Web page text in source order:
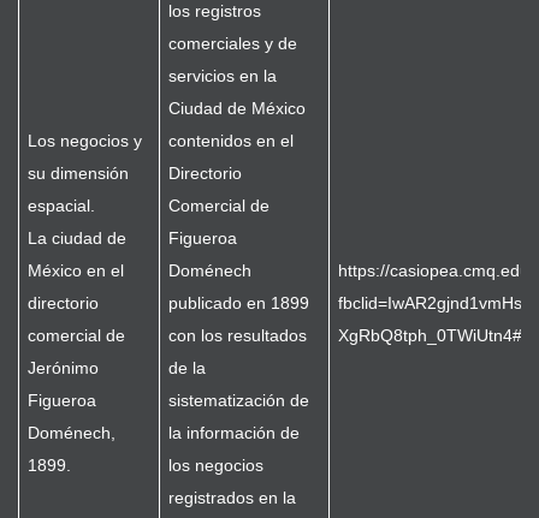
Los negocios y
su dimensión
espacial.
La ciudad de
México en el
directorio
comercial de
Jerónimo
Figueroa
Doménech,
1899.
los registros
comerciales y de
servicios en la
Ciudad de México
contenidos en el
Directorio
Comercial de
Figueroa
Doménech
publicado en 1899
con los resultados
de la
sistematización de
la información de
los negocios
registrados en la
https://
XgRbQ8tph_0TWiUtn4#/